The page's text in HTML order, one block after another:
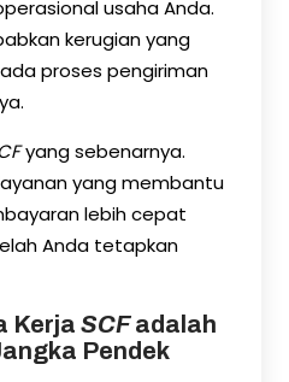
usaha Anda.
kerugian yang
proses pengiriman
yang sebenarnya.
yang membantu
lebih cepat
Anda tetapkan
Kerja SCFadalah
Pendek